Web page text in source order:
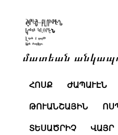
մատեան
ՀՈՍՔ ԺԱՊԱՒԷՆ
ԹՈՒԱՆՇԱՅԻՆ
ՏԵՍԱԾՐԻՉ ՎԱՅՐ